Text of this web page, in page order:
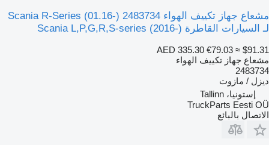
مشعاع جهاز تكييف الهواء Scania R-Series (01.16-) 2483734
لـ السيارات القاطرة Scania L,P,G,R,S-series (2016-)
AED 335.30 €79.03 ≈ $91.31
مشعاع جهاز تكييف الهواء
2483734
ديزل / مازوت
إستونيا، Tallinn
TruckParts Eesti OÜ
الاتصال بالبائع